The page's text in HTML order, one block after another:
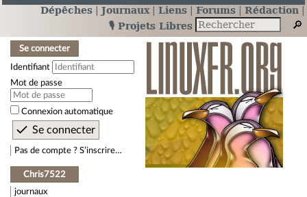
Dépêches Journaux Liens Forums
Rédaction
🎙️ Projets Libres
Se connecter
Identifiant
Mot de passe
Connexion automatique
Pas de compte ? S’inscrire…
Chris7522
journaux